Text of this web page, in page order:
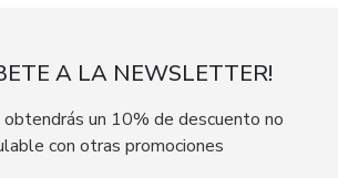
A LA NEWSLETTER!
un 10% de descuento no
con otras promociones